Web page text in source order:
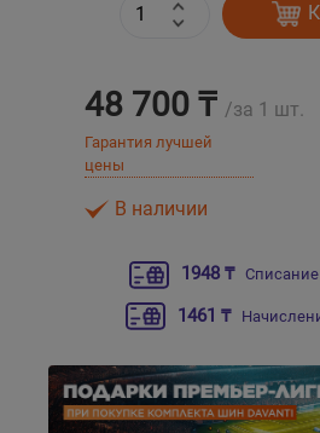
48 700 ₸ /за 1 шт.
Гарантия лучшей
цены
В наличии
1948 ₸ Списание
1461 ₸
Усть-Каменогорск
Шымкент